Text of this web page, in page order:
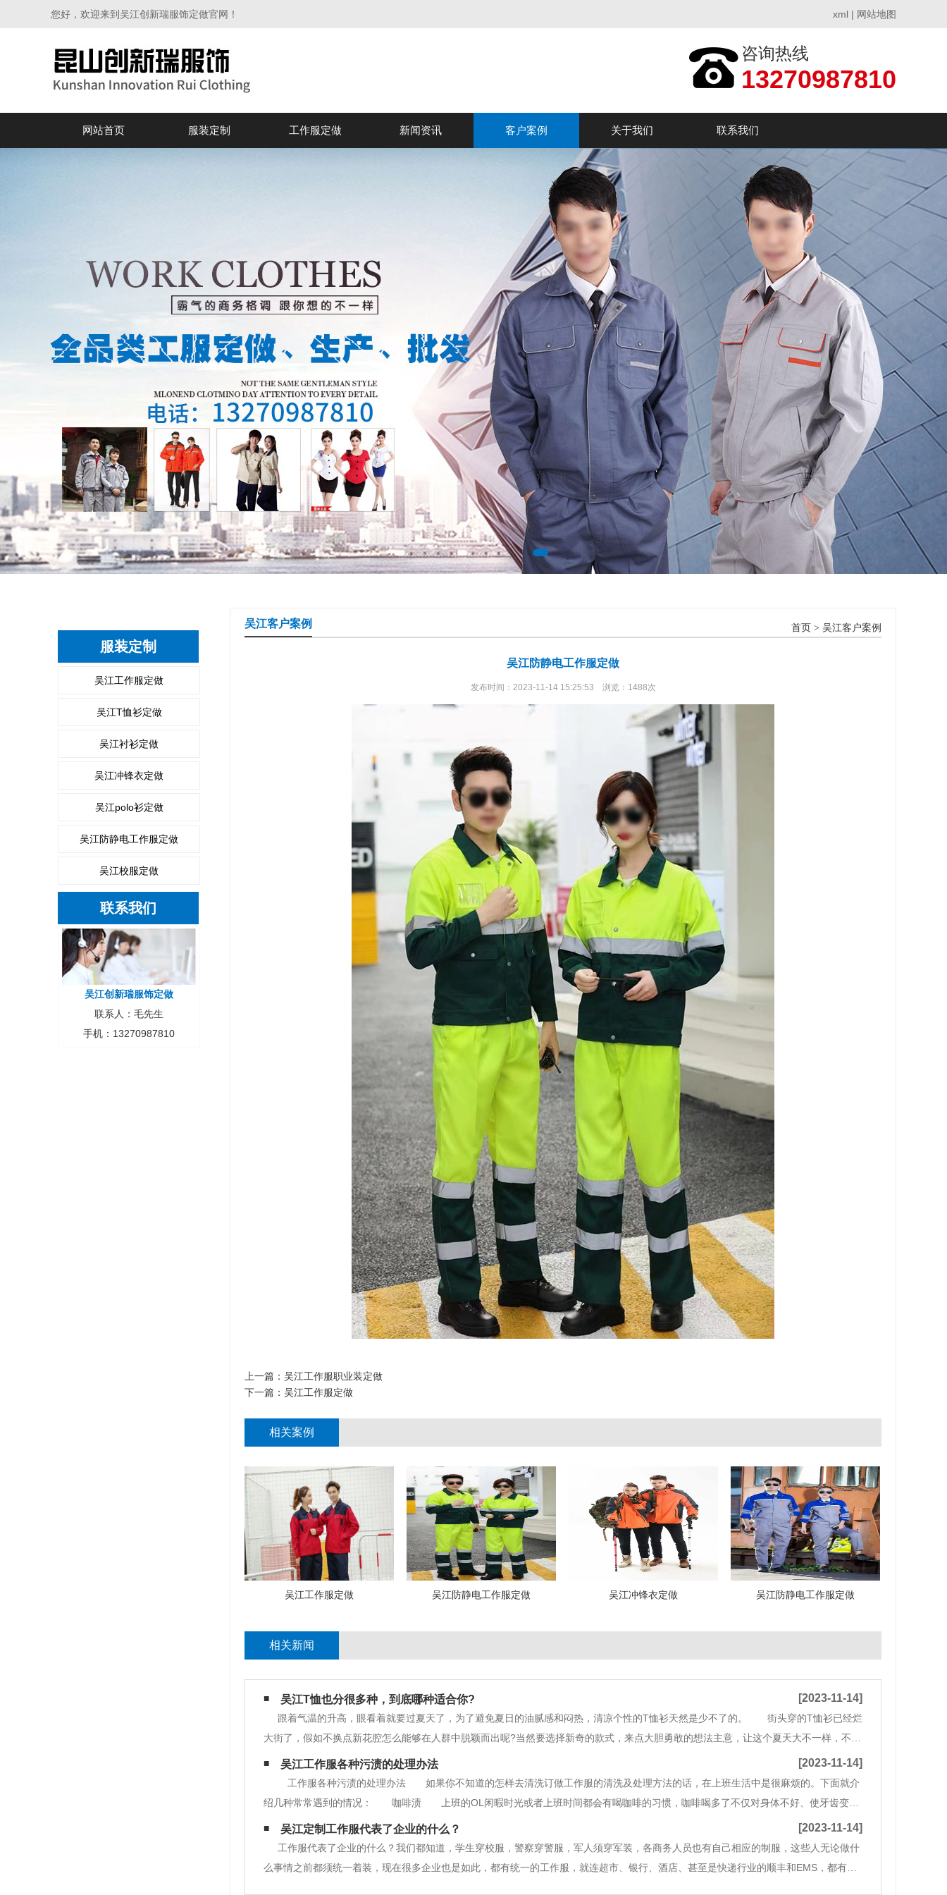
您好，欢迎来到吴江创新瑞服饰定做官网！ xml | 网站地图
咨询热线
13270987810
网站首页 服装定制 工作服定做 新闻资讯 客户案例 关于我们 联系我们
服装定制
吴江工作服定做
吴江T恤衫定做
吴江衬衫定做
吴江冲锋衣定做
吴江polo衫定做
吴江防静电工作服定做
吴江校服定做
联系我们
吴江创新瑞服饰定做
联系人：毛先生
手机：13270987810
吴江客户案例 首页 > 吴江客户案例
吴江防静电工作服定做
发布时间：2023-11-14 15:25:53 浏览：1488次
上一篇： 吴江工作服职业装定做
下一篇： 吴江工作服定做
相关案例
吴江工作服定做 吴江防静电工作服定做 吴江冲锋衣定做 吴江防静电工作服定做
相关新闻
吴江T恤也分很多种，到底哪种适合你? [2023-11-14]
跟着气温的升高，眼看着就要过夏天了，为了避免夏日的油腻感和闷热，清凉个性的T恤衫天然是少不了的。 街头穿的T恤衫已经烂
大街了，假如不换点新花腔怎么能够在人群中脱颖而出呢?当然要选择新奇的款式，来点大胆勇敢的想法主意，让这个夏天大不一样，不能
辜负了大好时光。 爱弄潮的姑娘要留意了，一件足够拉风的短袖才是你的选择，让你轻松出街凹造型，撩妹又撩汉。POLO领短袖也
是相称有看点的，在领口做了改变，有着
吴江工作服各种污渍的处理办法 [2023-11-14]
工作服各种污渍的处理办法 如果你不知道的怎样去清洗订做工作服的清洗及处理方法的话，在上班生活中是很麻烦的。下面就介
绍几种常常遇到的情况： 咖啡渍 上班的OL闲暇时光或者上班时间都会有喝咖啡的习惯，咖啡喝多了不仅对身体不好、使牙齿变
黄，万一溅到身上更是一件头疼的事情。如果是清淡的咖啡渍只需要将衣物浸入肥皂或者洗衣粉的溶液中清洗干净就可以了，如果较浓的
咖啡则需在鸡蛋黄内洒入少许甘油，混合后涂抹
吴江定制工作服代表了企业的什么？ [2023-11-14]
工作服代表了企业的什么？我们都知道，学生穿校服，警察穿警服，军人须穿军装，各商务人员也有自己相应的制服，这些人无论做什
么事情之前都须统一着装，现在很多企业也是如此，都有统一的工作服，就连超市、银行、酒店、甚至是快递行业的顺丰和EMS，都有统